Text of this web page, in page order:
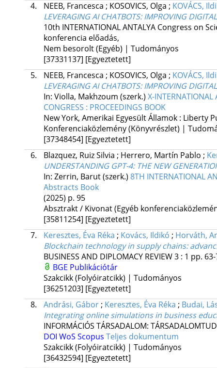
4.
NEEB, Francesca ; KOSOVICS, Olga ; KOVÁCS,
LEVERAGING AI CHATBOTS: IMPROVING
10th INTERNATIONAL ANTALYA Congress on
konferencia előadás,
Nem besorolt (Egyéb) | Tudományos
[37331137] [Egyeztetett]
5.
NEEB, Francesca ; KOSOVICS, Olga ; KOVÁCS,
LEVERAGING AI CHATBOTS: IMPROVING
In: Violla, Makhzoum (szerk.) X-INTERNATIONAL
CONGRESS : PROCEEDINGS BOOK
New York, Amerikai Egyesült Államok : Liberty
Konferenciaközlemény (Könyvrészlet) |
[37348454] [Egyeztetett]
6.
Blazquez, Ruiz Silvia ; Herrero, Martín Pablo ;
UNDERSTANDING GPT-4: THE NEW
In: Zerrin, Barut (szerk.) 8TH INTERNATIONAL
Abstracts Book
(2025) p. 95
Absztrakt / Kivonat (Egyéb
[35811254] [Egyeztetett]
7.
Keresztes, Éva Réka ; Kovács, Ildikó ; Horváth,
Blockchain technology in supply chains:
BUSINESS AND DIPLOMACY REVIEW3: 1 pp.
BGE Publikációtár
Szakcikk (Folyóiratcikk) | Tudományos
[36251203] [Egyeztetett]
8.
Andrási, Gábor; Keresztes, Éva Réka ; Budai,
Integrating online simulations in business
INFORMÁCIÓS TÁRSADALOM:
DOI WoS Scopus Teljes dokumentum
Szakcikk (Folyóiratcikk) | Tudományos
[36432594] [Egyeztetett]